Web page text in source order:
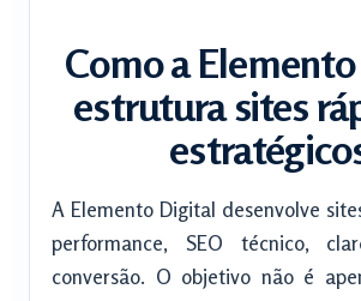
Como a
estrutura sites
A Elemento Digital desenvolve
performance, SEO técnico,
conversão. O objetivo não é